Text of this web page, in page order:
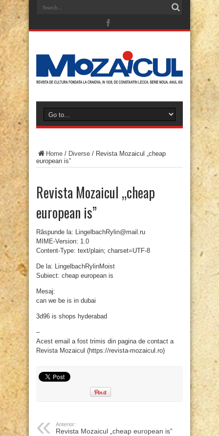
Home / Diverse / Revista Mozaicul „cheap
european is”
Revista Mozaicul „cheap
european is”
Răspunde la: LingelbachRylin@mail.ru
MIME-Version: 1.0
Content-Type: text/plain; charset=UTF-8
De la: LingelbachRylinMoist
Subiect: cheap european is
Mesaj:
can we be is in dubai
3d96 is shops hyderabad
–
Acest email a fost trimis din pagina de contact a
Revista Mozaicul (https://revista-mozaicul.ro)
Anterior:
Revista Mozaicul „cheap european is”